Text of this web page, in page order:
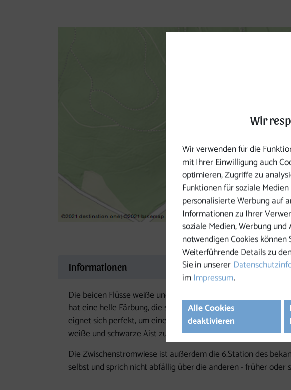
Informationen
Die beiden Flüsse weiße und schwarze Aist fließen
hat eine helle Färbung, die schwarze Aist hat eine dunkle
eignet sich perfekt, um eine Pause einzulegen und ein paar
weiße und schwarze Aist zusammenfließen, beobachten.
Die Zwischenstromwiese ist außerdem die 6.Station des
selbst und sprich nicht abfällig über die anderen - früher oder
Wir
Wir verwenden für die
mit Ihrer Einwilligung auch
optimieren, Zugriffe zu
Funktionen für soziale
personalisierte Werbung auf
Informationen zu Ihrer
soziale Medien, Werbung
notwendigen Cookies
Weiterführende Details zu
Sie in unserer
im Impressum.
Alle Cookies
deaktivieren